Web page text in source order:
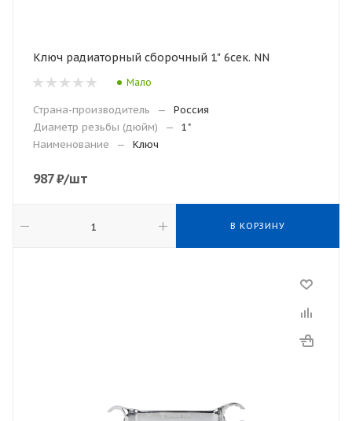
Ключ радиаторный сборочный 1" 6сек. NN
Мало
Страна-производитель —
Россия
Диаметр резьбы (дюйм)
—
1"
Наименование
— Ключ
987₽/шт
В КОРЗИНУ